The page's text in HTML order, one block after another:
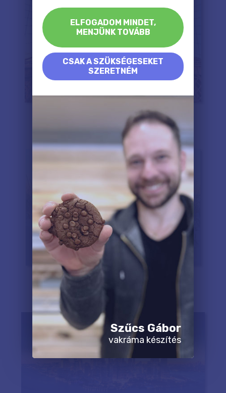
ELFOGADOM MINDET,
MENJÜNK TOVÁBB
CSAK A SZÜKSÉGESEKET
SZERETNÉM
Szűcs Gábor
vakráma készítés